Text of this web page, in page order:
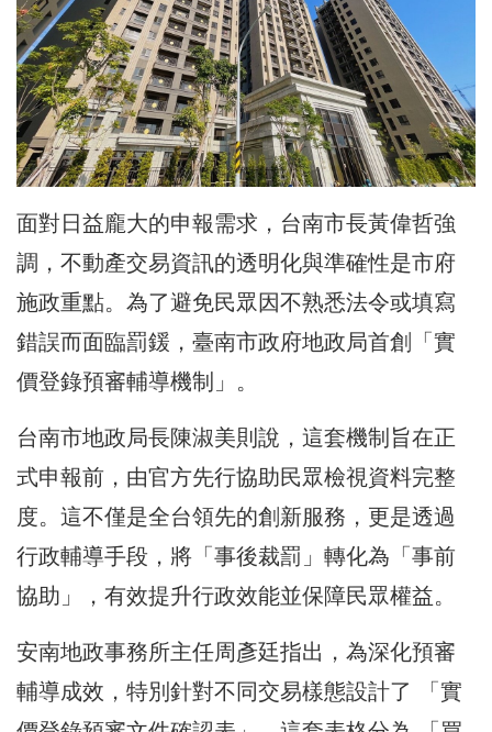
面對日益龐大的申報需求，台南市長黃偉哲強
調，不動產交易資訊的透明化與準確性是市府
施政重點。為了避免民眾因不熟悉法令或填寫
錯誤而面臨罰鍰，臺南市政府地政局首創「實
價登錄預審輔導機制」。
台南市地政局長陳淑美則說，這套機制旨在正
式申報前，由官方先行協助民眾檢視資料完整
度。這不僅是全台領先的創新服務，更是透過
行政輔導手段，將「事後裁罰」轉化為「事前
協助」，有效提升行政效能並保障民眾權益。
安南地政事務所主任周彥廷指出，為深化預審
輔導成效，特別針對不同交易樣態設計了 「實